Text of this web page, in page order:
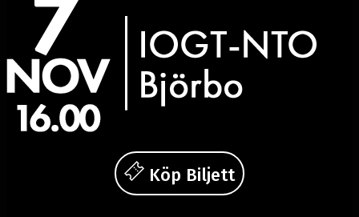
Köp Biljett